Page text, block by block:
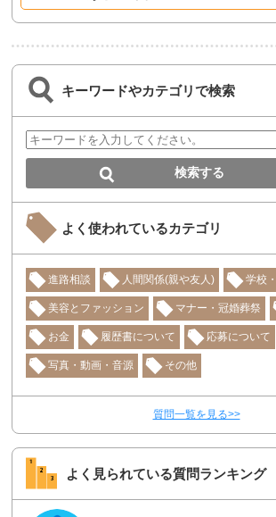
キーワードやカテゴリで検索
よく使われているカテゴリ
進路相談 人間関係(親や友人) 学校
美容とファッション マナー・冠婚葬祭
お金 履歴書について 応募について
写真・動画・音源 その他
質問一覧を見る>>
よく見られている質問ランキング